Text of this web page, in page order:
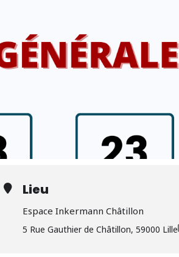
Lieu
Espace Inkermann Châtillon
5 Rue Gauthier de Châtillon, 59000 Lille